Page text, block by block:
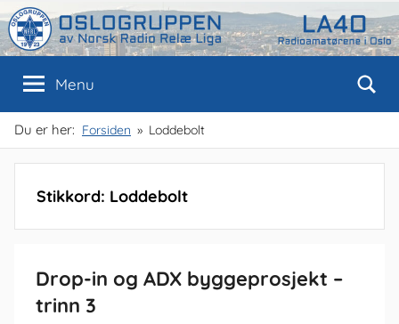
Skip
to
content
Oslogruppen
av
NRRL
Oslo
Menu
Du er her: Forsiden Loddebolt
Stikkord: Loddebolt
Drop-in og ADX byggeprosjekt –
trinn 3